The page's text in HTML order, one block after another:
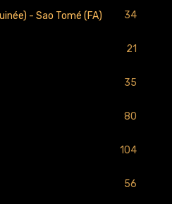
- Sao Tomé (FA) 34
21
35
80
104
56